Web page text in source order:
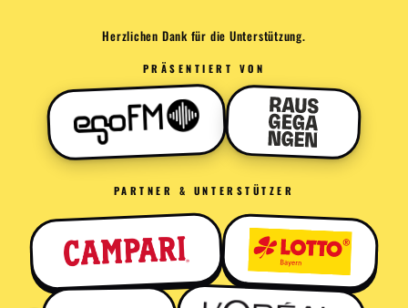
Herzlichen Dank für die Unterstützung.
PRÄSENTIERT VON
PARTNER & UNTERSTÜTZER